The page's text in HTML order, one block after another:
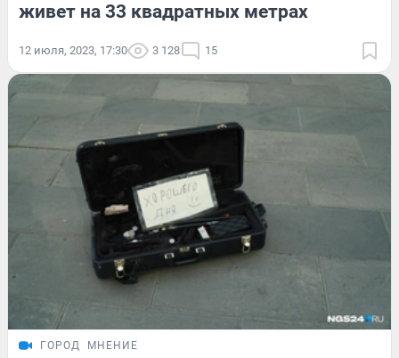
живет на 33 квадратных метрах
12 июля, 2023, 17:30 3 128 15
ГОРОД МНЕНИЕ